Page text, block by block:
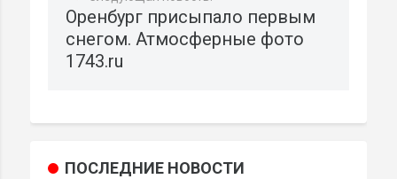
Оренбург присыпало первым
снегом. Атмосферные фото
1743.ru
ПОСЛЕДНИЕ НОВОСТИ